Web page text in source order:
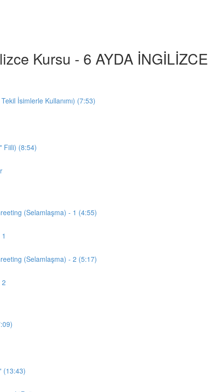
Kursu - 6 AYDA İNGİLİZCE
İsimlerle Kullanımı) (7:53)
Fiili) (8:54)
(Selamlaşma) - 1 (4:55)
(Selamlaşma) - 2 (5:17)
2
(13:43)